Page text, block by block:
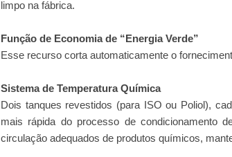
limpo na fábrica.
Função de Economia de “Energia Verde”
Esse recurso corta automaticamente o
Sistema de Temperatura Química
Dois tanques revestidos (para ISO ou Poliol),
mais rápida do processo de condicionamento
circulação adequados de produtos químicos,